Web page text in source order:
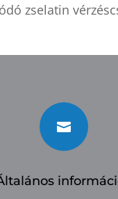
zselatin
